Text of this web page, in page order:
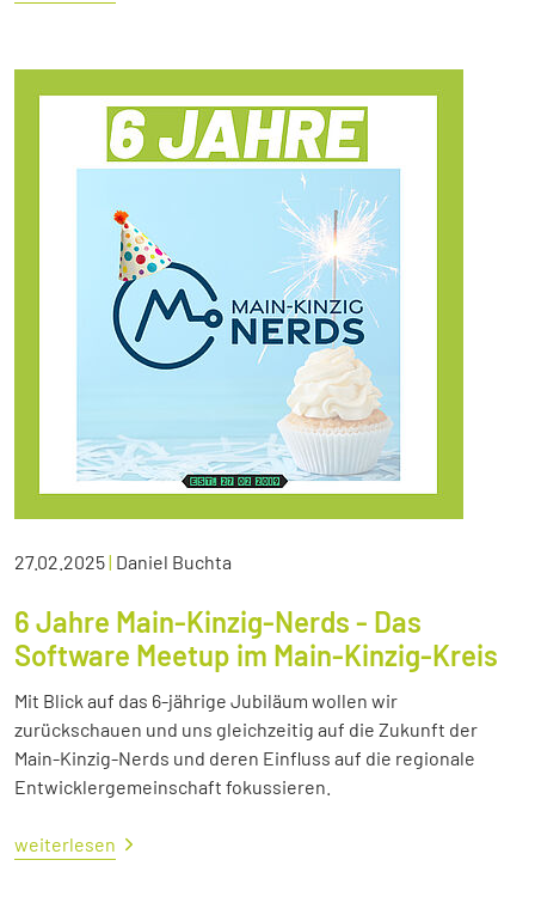
27.02.2025| Daniel Buchta
6 Jahre Main-Kinzig-Nerds - Das
Software Meetup im Main-Kinzig-Kreis
Mit Blick auf das 6-jährige Jubiläum wollen wir
zurückschauen und uns gleichzeitig auf die Zukunft der
Main-Kinzig-Nerds und deren Einfluss auf die regionale
Entwicklergemeinschaft fokussieren.
weiterlesen